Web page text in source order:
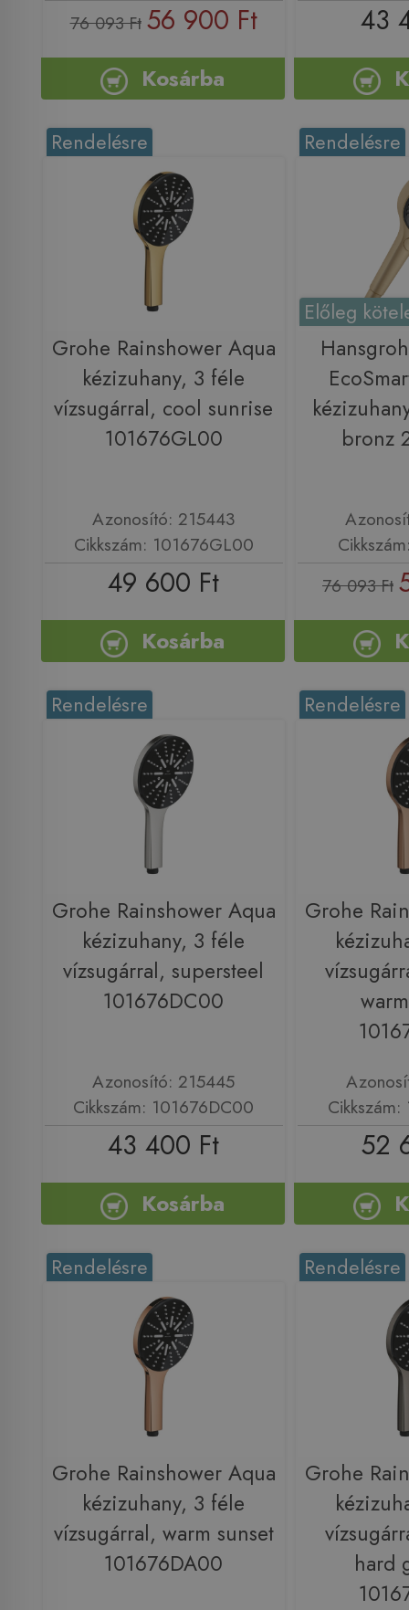
76 093 Ft 56 900 Ft
Kosárba
43
Rendelésre
Grohe Rainshower Aqua
kézizuhany, 3 féle
vízsugárral, cool sunrise
101676GL00
Azonosító: 215443
Cikkszám: 101676GL00
49 600 Ft
Kosárba
Rendelésre
Előleg
bronz
76 093 Ft
Rendelésre
Grohe Rainshower Aqua
kézizuhany, 3 féle
vízsugárral, supersteel
101676DC00
Azonosító: 215445
Cikkszám: 101676DC00
43 400 Ft
Kosárba
Rendelésre
Grohe
52
Rendelésre
Grohe Rainshower Aqua
kézizuhany, 3 féle
vízsugárral, warm sunset
101676DA00
Rendelésre
Grohe
hard